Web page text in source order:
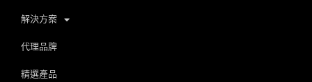
解決方案
代理品牌
精選產品